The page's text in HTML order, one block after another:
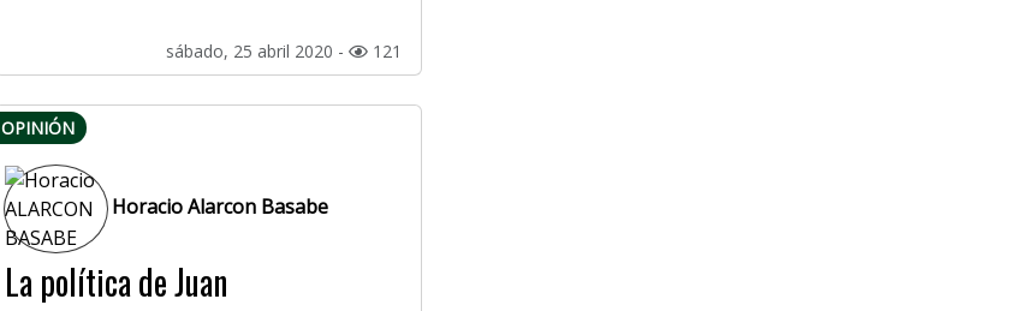
sábado, 25 abril 2020 - 121
OPINIÓN
Horacio Alarcon Basabe
La política de Juan